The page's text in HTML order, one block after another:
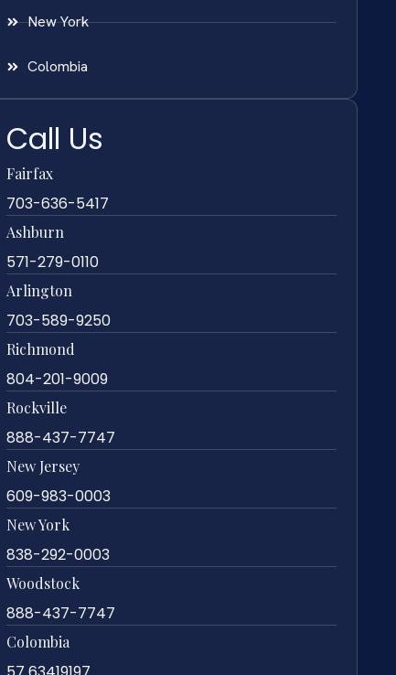
New York
Colombia
Call Us
Fairfax
703-636-5417
Ashburn
571-279-0110
Arlington
703-589-9250
Richmond
804-201-9009
Rockville
888-437-7747
New Jersey
609-983-0003
New York
838-292-0003
Woodstock
888-437-7747
Colombia